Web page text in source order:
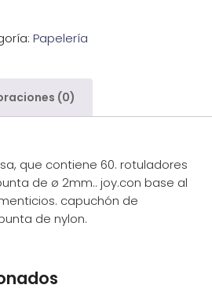
Papelería
(0)
que contiene 60. rotuladores
de ø 2mm.. joy.con base al
capuchón de
de nylon.